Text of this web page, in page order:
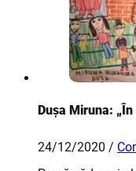
Dușa Miruna:
24/12/2020 /